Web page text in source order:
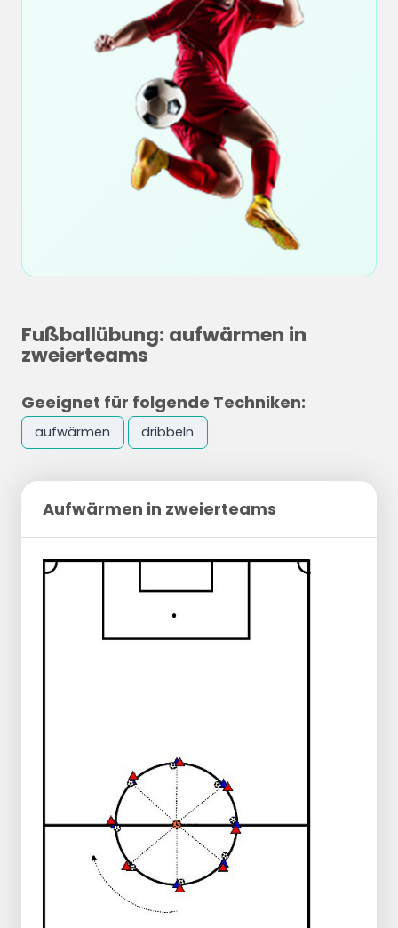
Fußballübung: aufwärmen in
zweierteams
Geeignet für folgende Techniken:
aufwärmen dribbeln
Aufwärmen in zweierteams